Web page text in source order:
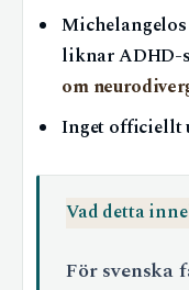
liknar ADHD-
om
Inget officiellt
Vad detta
För svenska